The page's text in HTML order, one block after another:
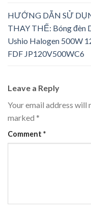
HƯỚNG DẪN SỬ
THAY THẾ: Bóng đèn
Ushio Halogen 500W
FDF JP120V500WC6
Leave a Reply
Your email address will
marked *
Comment *